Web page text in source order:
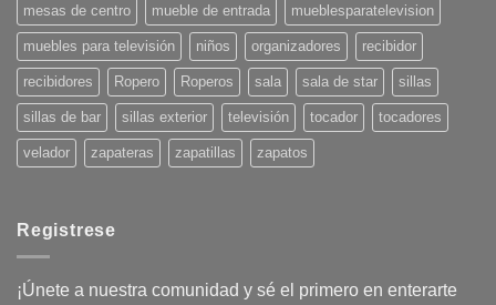
mesas de centro mueble de entrada mueblesparatelevision
muebles para televisión niños organizadores recibidor
recibidores Ropero Roperos sala sala de star sillas
sillas de bar sillas exterior televisión tocador tocadores
velador zapateras zapatillas zapatos
Registrese
¡Únete a nuestra comunidad y sé el primero en enterarte